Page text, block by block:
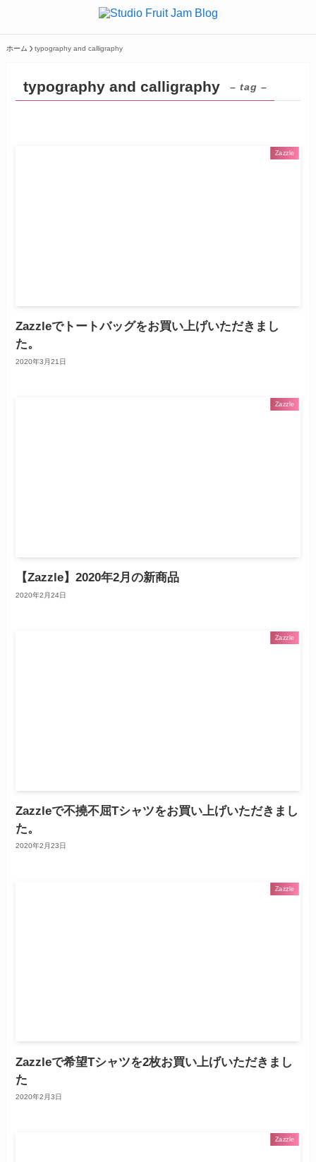
ホーム typography and calligraphy
typography and calligraphy – tag –
Zazzle
Zazzleでトートバッグをお買い上げいただきまし
た。
2020年3月21日
Zazzle
【Zazzle】2020年2月の新商品
2020年2月24日
Zazzle
Zazzleで不撓不屈Tシャツをお買い上げいただきまし
た。
2020年2月23日
Zazzle
Zazzleで希望Tシャツを2枚お買い上げいただきまし
た
2020年2月3日
Zazzle